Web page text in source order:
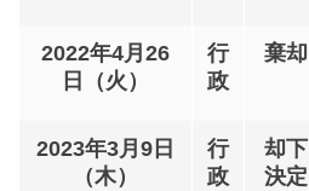
2022年4月26
日（火）
行
政
棄却
2023年3月9日
（木）
行
政
却下
決定